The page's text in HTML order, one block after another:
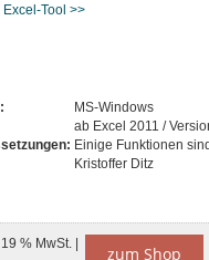
Tool >>
MS-Windows
ab Excel 2011 /
Einige Funktionen
Kristoffer Ditz
% MwSt. | zum Shop